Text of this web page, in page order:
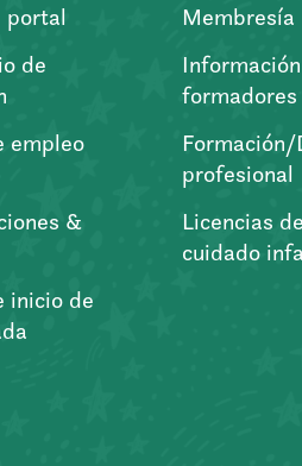
portal
de
empleo
&
inicio de
Membresía
formadores
profesional
Licencias de
cuidado